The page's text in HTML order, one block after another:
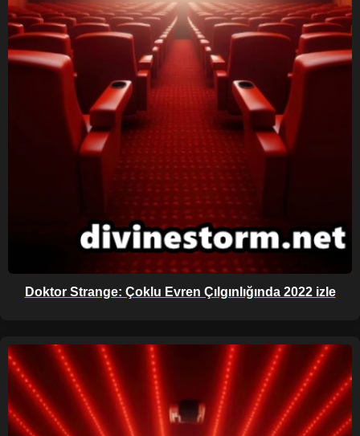
Doktor Strange: Çoklu Evren Çılgınlığında 2022 izle